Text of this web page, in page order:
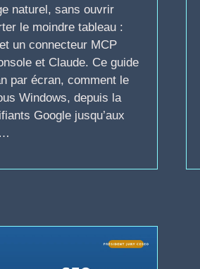
naturel, sans ouvrir
le moindre tableau :
un connecteur MCP
et Claude. Ce guide
par écran, comment le
Windows, depuis la
Google jusqu’aux